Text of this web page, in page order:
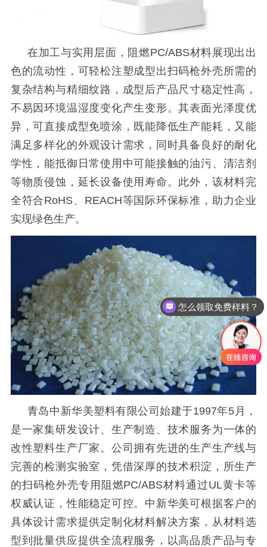
在加工与实用层面，阻燃PC/ABS材料展现出出
色的流动性，可轻松注塑成型出扫码枪外壳所需的
复杂结构与精细纹路，成型后产品尺寸稳定性高，
不易因环境温湿度变化产生变形。其表面光泽度优
异，可直接成型免喷涂，既能降低生产能耗，又能
满足多样化的外观设计需求，同时具备良好的耐化
学性，能抵御日常使用中可能接触的油污、清洁剂
等物质侵蚀，延长设备使用寿命。此外，该材料完
全符合RoHS、REACH等国际环保标准，助力企业
实现绿色生产。
青岛中新华美塑料有限公司始建于1997年5月，
是一家集研发设计、生产制造、技术服务为一体的
改性塑料生产厂家。公司拥有先进的生产生产线与
完善的检测实验室，凭借深厚的技术积淀，所生产
的扫码枪外壳专用阻燃PC/ABS材料通过UL黄卡等
权威认证，性能稳定可控。中新华美可根据客户的
具体设计需求提供定制化材料解决方案，从材料选
型到批量供应提供全流程服务，以高品质产品与专
怎么领取免费样料？